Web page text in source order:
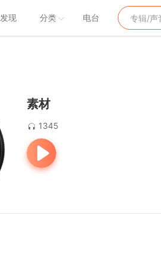
发现 分类 电台
素材
1345